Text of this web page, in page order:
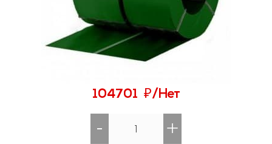
104701 ₽/Нет
- +